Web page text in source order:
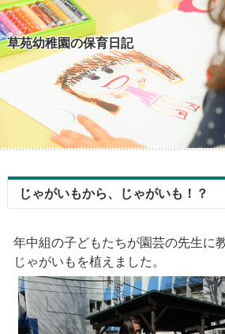
草苑幼稚園の保育日記
じゃがいもから、じゃがいも！？
年中組の子どもたちが園芸の先生に
じゃがいもを植えました。